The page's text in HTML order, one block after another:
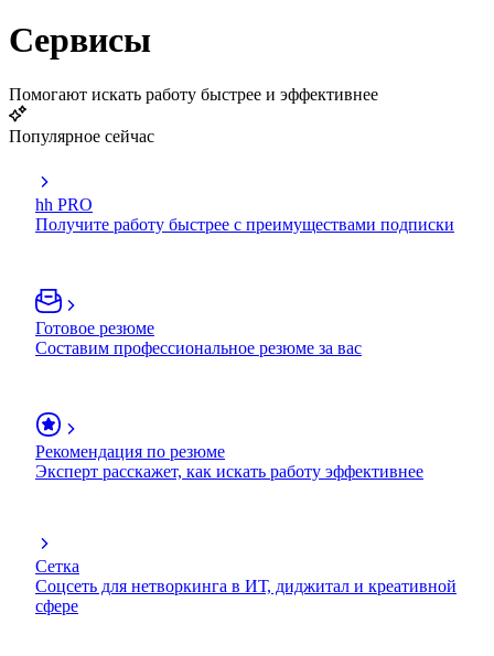
Сервисы
Помогают искать работу быстрее и эффективнее
Популярное сейчас
hh PRO
Получите работу быстрее с преимуществами подписки
Готовое резюме
Составим профессиональное резюме за вас
Рекомендация по резюме
Эксперт расскажет, как искать работу эффективнее
Сетка
Соцсеть для нетворкинга в ИТ, диджитал и креативной
сфере